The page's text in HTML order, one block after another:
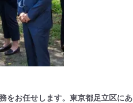
をお任せします。東京都足立区にあ